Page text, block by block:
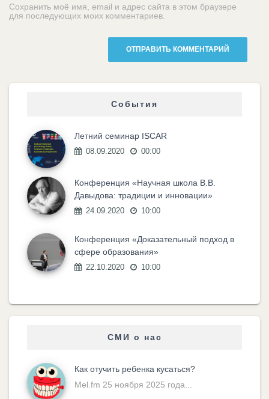
Сохранить моё имя, email и адрес сайта в этом браузере
для последующих моих комментариев.
События
Летний семинар ISCAR
08.09.2020 00:00
Конференция «Научная школа В.В.
Давыдова: традиции и инновации»
24.09.2020 10:00
Конференция «Доказательный подход в
сфере образования»
22.10.2020 10:00
СМИ о нас
Как отучить ребенка кусаться?
Mel.fm 25 ноября 2025 года...